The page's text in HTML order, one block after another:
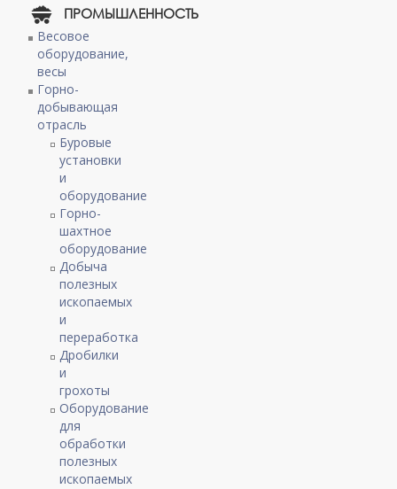
ПРОМЫШЛЕННОСТЬ
Весовое
оборудование,
весы
Горно-
добывающая
отрасль
Буровые
установки
и
оборудование
Горно-
шахтное
оборудование
Добыча
полезных
ископаемых
и
переработка
Дробилки
и
грохоты
Оборудование
для
обработки
полезных
ископаемых